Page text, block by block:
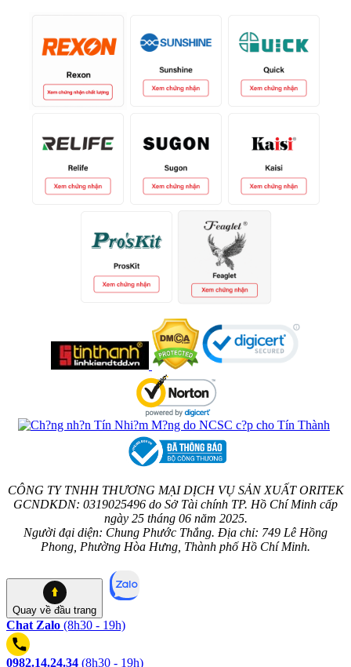
CÔNG TY TNHH THƯƠNG MẠI DỊCH VỤ SẢN XUẤT ORITEK
GCNDKDN: 0319025496 do Sở Tài chính TP. Hồ Chí Minh cấp
ngày 25 tháng 06 năm 2025.
Người đại diện: Chung Phước Thắng. Địa chỉ: 749 Lê Hồng
Phong, Phường Hòa Hưng, Thành phố Hồ Chí Minh.
Quay về đầu trang
Chat Zalo (8h30 - 19h)
0982.14.24.34 (8h30 - 19h)